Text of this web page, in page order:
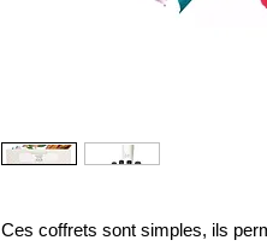
Ces coffrets sont simples, ils